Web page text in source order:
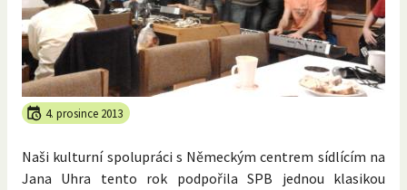
4. prosince 2013
Naši kulturní spolupráci s Německým centrem sídlícím na
Jana Uhra tento rok podpořila SPB jednou klasikou